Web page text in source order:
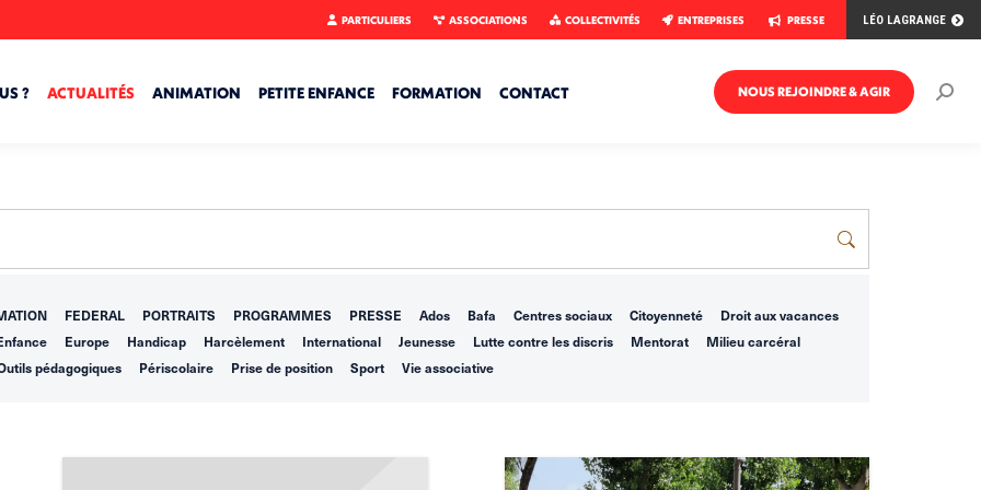
PARTICULIERS ASSOCIATIONS COLLECTIVITÉS ENTREPRISES PRESSE LÉO LAGRANGE
? ACTUALITÉS ANIMATION PETITE ENFANCE FORMATION CONTACT NOUS REJOINDRE & AGIR
FEDERAL PORTRAITS PROGRAMMES PRESSE Ados Bafa Centres sociaux Citoyenneté
Droit aux vacances
Europe Handicap Harcèlement International Jeunesse Lutte contre les discris Mentorat
Milieu carcéral
pédagogiques
Périscolaire Prise de position Sport Vie associative